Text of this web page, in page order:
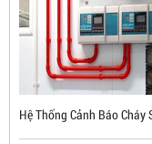
ĐẦU BÁO
Hệ Thống Cảnh Báo Cháy